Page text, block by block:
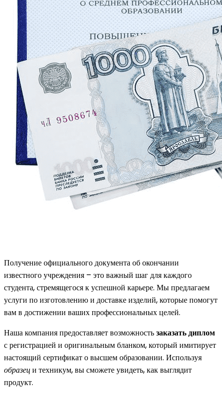
Получение официального документа об окончании
известного учреждения – это важный шаг для каждого
студента, стремящегося к успешной карьере. Мы предлагаем
услуги по изготовлению и доставке изделий, которые помогут
вам в достижении ваших профессиональных целей.
Наша компания предоставляет возможностьзаказать диплом
с регистрацией и оригинальным бланком, который имитирует
настоящий сертификат о высшем образовании. Используя
образеци техникум, вы сможете увидеть, как выглядит
продукт.